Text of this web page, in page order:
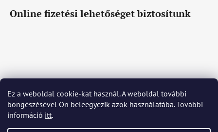
Ez a weboldal cookie-kat használ. A weboldal további
böngészésével Ön beleegyezik azok használatába. További
információ itt.
Online fizetési lehetőséget biztosítunk
Čeština Slovenčina English Deutsch Magyar
Język polski Română Italiano Español Français
Português
Nederlands Українська Ελληνικά Svenska Dansk